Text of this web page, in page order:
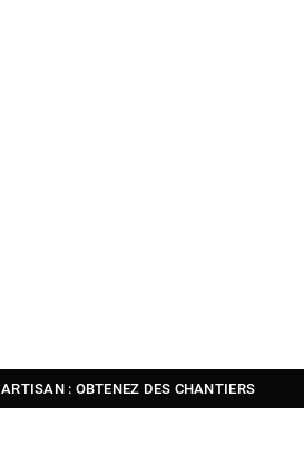
ARTISAN : OBTENEZ DES CHANTIERS